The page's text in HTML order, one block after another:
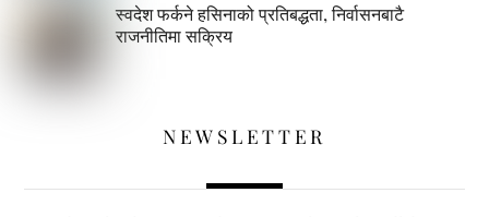
स्वदेश फर्कने हसिनाको प्रतिबद्धता, निर्वासनबाटै
राजनीतिमा सक्रिय
NEWSLETTER